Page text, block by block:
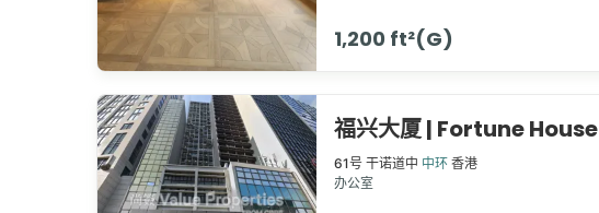
1,200 ft²(G)
福兴大厦 | Fortune House
61号 干诺道中 中环 香港
办公室